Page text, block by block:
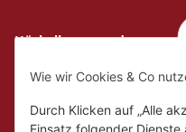
Wie wir Cookies & Co
Durch Klicken auf „Alle
Hückelhoven und
Mo.
Di. - Fr.
10:00
10:00 -